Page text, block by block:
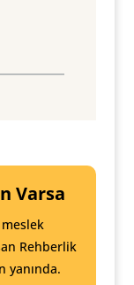
Varsa
Rehberlik
yanında.